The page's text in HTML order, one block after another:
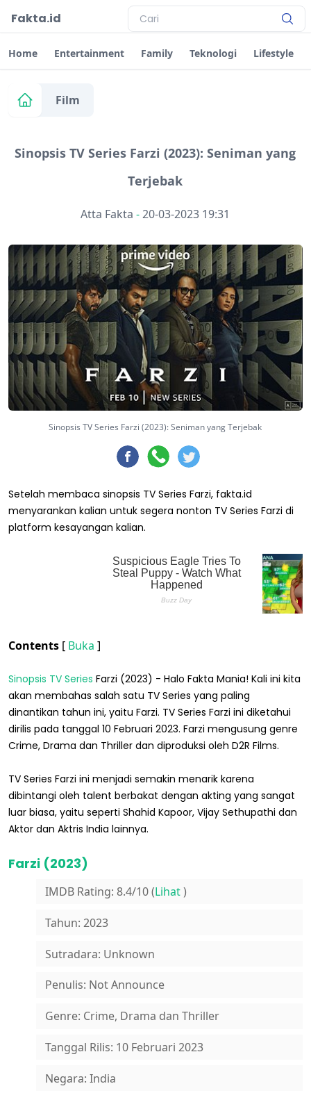
Fakta.id
Home Entertainment Family Teknologi Lifestyle
Film
Sinopsis TV Series Farzi (2023): Seniman yang
Terjebak
Atta Fakta -20-03-2023 19:31
Sinopsis TV Series Farzi (2023): Seniman yang Terjebak
Setelah membaca sinopsis TV Series Farzi, fakta.id
menyarankan kalian untuk segera nonton TV Series Farzi di
platform kesayangan kalian.
Contents [ Buka ]
Sinopsis TV Series Farzi (2023) - Halo Fakta Mania! Kali ini kita
akan membahas salah satu TV Series yang paling
dinantikan tahun ini, yaitu Farzi. TV Series Farzi ini diketahui
dirilis pada tanggal 10 Februari 2023. Farzi mengusung genre
Crime, Drama dan Thriller dan diproduksi oleh D2R Films.
TV Series Farzi ini menjadi semakin menarik karena
dibintangi oleh talent berbakat dengan akting yang sangat
luar biasa, yaitu seperti Shahid Kapoor, Vijay Sethupathi dan
Aktor dan Aktris India lainnya.
Farzi (2023)
IMDB Rating: 8.4/10 (Lihat)
Tahun: 2023
Sutradara: Unknown
Penulis: Not Announce
Genre: Crime, Drama dan Thriller
Tanggal Rilis: 10 Februari 2023
Negara: India